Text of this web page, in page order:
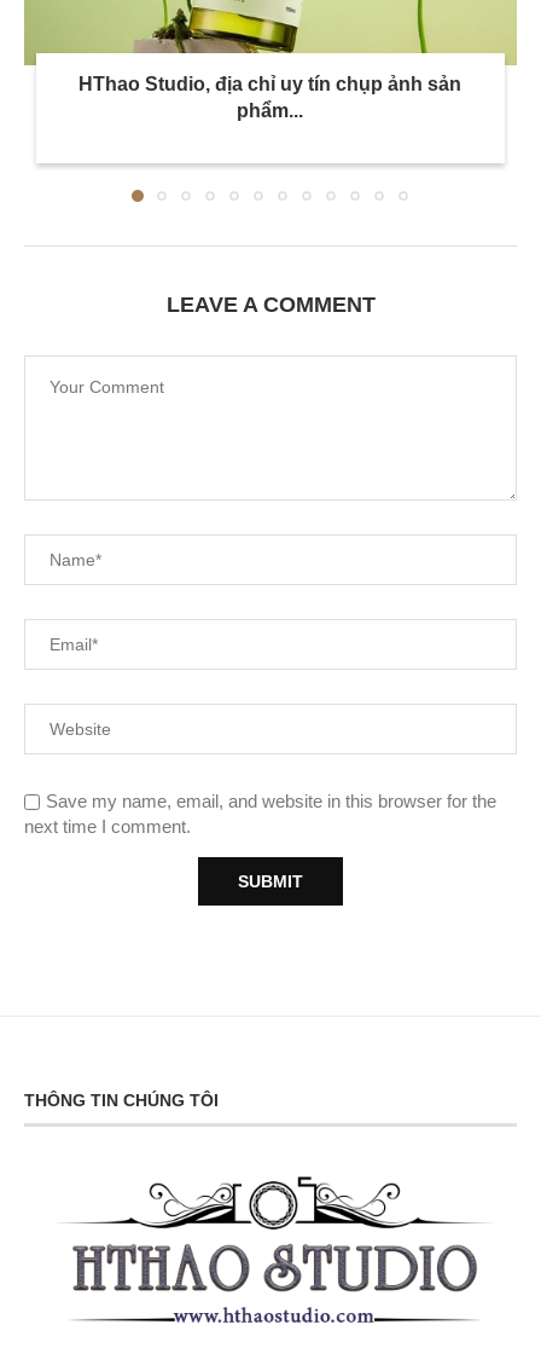
HThao Studio, địa chỉ uy tín chụp ảnh sản
phẩm...
LEAVE A COMMENT
Save my name, email, and website in this browser for the
next time I comment.
THÔNG TIN CHÚNG TÔI